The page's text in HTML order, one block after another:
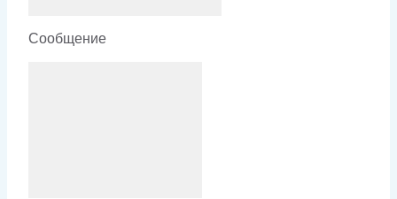
Сообщение